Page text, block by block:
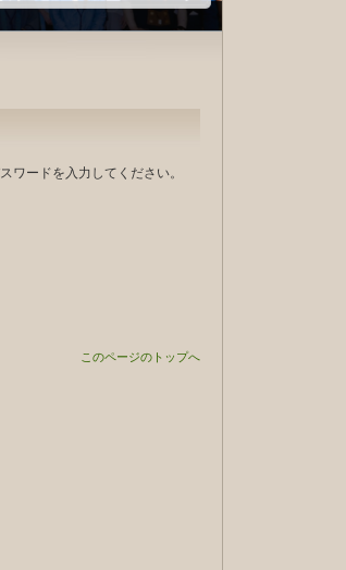
ワードを入力してください。
このページのトップへ